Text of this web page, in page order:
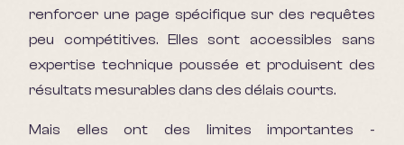
renforcer une page spécifique sur des requêtes
peu compétitives. Elles sont accessibles sans
expertise technique poussée et produisent des
résultats mesurables dans des délais courts.
Mais elles ont des limites importantes -